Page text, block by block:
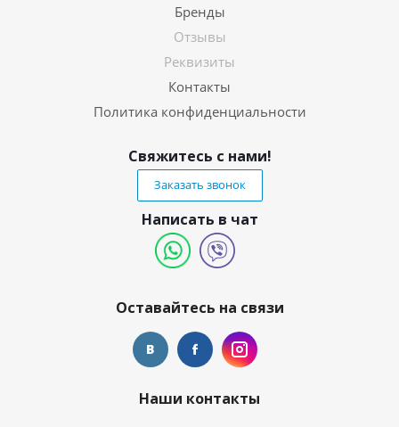
Бренды
Отзывы
Реквизиты
Контакты
Политика конфиденциальности
Свяжитесь с нами!
Заказать звонок
Написать в чат
Оставайтесь на связи
Наши контакты